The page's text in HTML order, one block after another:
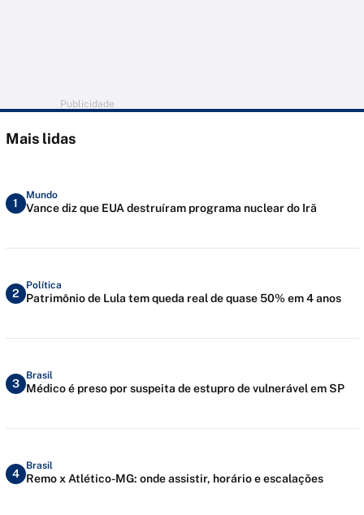
Publicidade
Mais lidas
1
Mundo
Vance diz que EUA destruíram programa nuclear do Irã
2
Política
Patrimônio de Lula tem queda real de quase 50% em 4 anos
3
Brasil
Médico é preso por suspeita de estupro de vulnerável em SP
4
Brasil
Remo x Atlético-MG: onde assistir, horário e escalações